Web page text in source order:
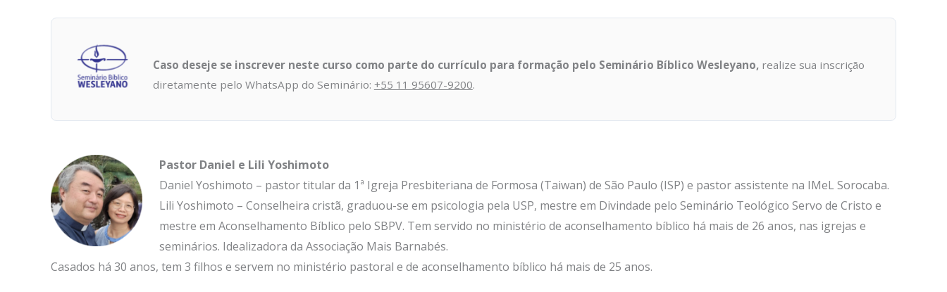
Caso deseje se inscrever neste curso como parte do currículo para formação pelo Seminário Bíblico Wesleyano, realize sua inscrição
diretamente pelo WhatsApp do Seminário: +55 11 95607-9200.
Pastor Daniel e Lili Yoshimoto
Daniel Yoshimoto – pastor titular da 1ª Igreja Presbiteriana de Formosa (Taiwan) de São Paulo (ISP) e pastor assistente na IMeL Sorocaba.
Lili Yoshimoto – Conselheira cristã, graduou-se em psicologia pela USP, mestre em Divindade pelo Seminário Teológico Servo de Cristo e
mestre em Aconselhamento Bíblico pelo SBPV. Tem servido no ministério de aconselhamento bíblico há mais de 26 anos, nas igrejas e
seminários. Idealizadora da Associação Mais Barnabés.
Casados há 30 anos, tem 3 filhos e servem no ministério pastoral e de aconselhamento bíblico há mais de 25 anos.